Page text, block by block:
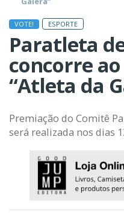
VOTE! ESPORTE
Paratleta
concorre
“Atleta da
Premiação do Comitê
será realizada nos dias